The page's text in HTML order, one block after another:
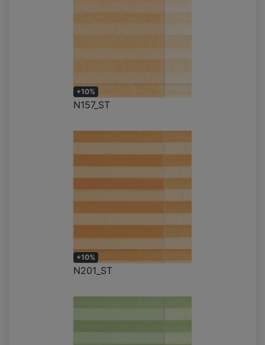
+10%
N157_ST
+10%
N201_ST